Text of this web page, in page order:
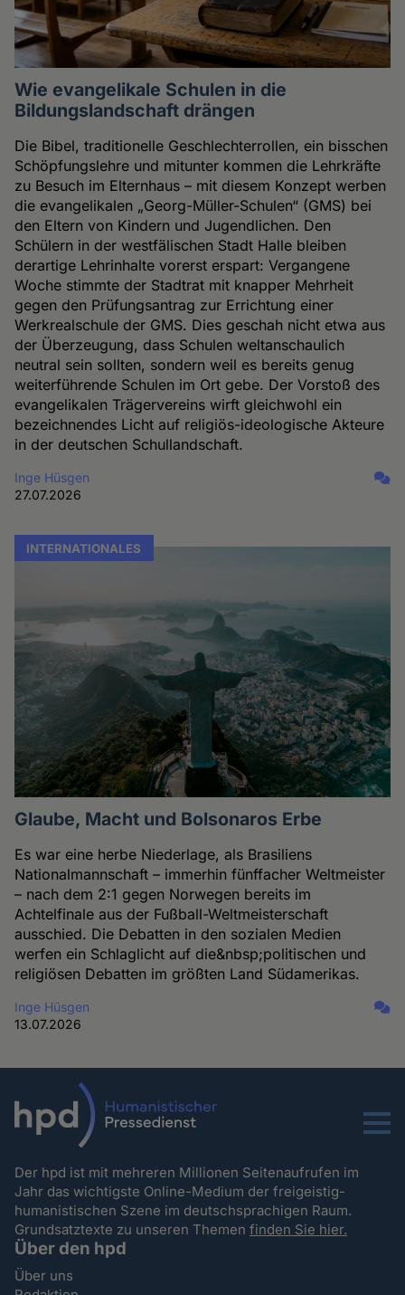
Wie evangelikale Schulen in die
Bildungslandschaft drängen
Die Bibel, traditionelle Geschlechterrollen, ein bisschen
Schöpfungslehre und mitunter kommen die Lehrkräfte
zu Besuch im Elternhaus – mit diesem Konzept werben
die evangelikalen „Georg-Müller-Schulen“ (GMS) bei
den Eltern von Kindern und Jugendlichen. Den
Schülern in der westfälischen Stadt Halle bleiben
derartige Lehrinhalte vorerst erspart: Vergangene
Woche stimmte der Stadtrat mit knapper Mehrheit
gegen den Prüfungsantrag zur Errichtung einer
Werkrealschule der GMS. Dies geschah nicht etwa aus
der Überzeugung, dass Schulen weltanschaulich
neutral sein sollten, sondern weil es bereits genug
weiterführende Schulen im Ort gebe. Der Vorstoß des
evangelikalen Trägervereins wirft gleichwohl ein
bezeichnendes Licht auf religiös-ideologische Akteure
in der deutschen Schullandschaft.
Inge Hüsgen
27.07.2026
INTERNATIONALES
Glaube, Macht und Bolsonaros Erbe
Es war eine herbe Niederlage, als Brasiliens
Nationalmannschaft – immerhin fünffacher Weltmeister
– nach dem 2:1 gegen Norwegen bereits im
Achtelfinale aus der Fußball-Weltmeisterschaft
ausschied. Die Debatten in den sozialen Medien
werfen ein Schlaglicht auf die&nbsp;politischen und
religiösen Debatten im größten Land Südamerikas.
Inge Hüsgen
13.07.2026
Menu
Der hpd ist mit mehreren Millionen Seitenaufrufen im
Jahr das wichtigste Online-Medium der freigeistig-
humanistischen Szene im deutschsprachigen Raum.
Grundsatztexte zu unseren Themenfinden Sie hier.
Über den hpd
Über uns